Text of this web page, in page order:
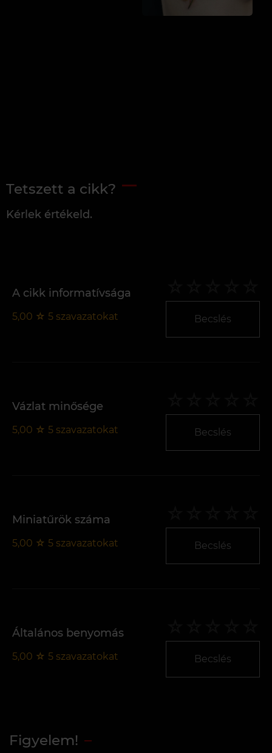
Tetszett a cikk?
Kérlek értékeld.
A cikk informatívsága
5,00 ☆ 5 szavazatokat Becslés
Vázlat minősége
5,00 ☆ 5 szavazatokat Becslés
Miniatűrök száma
5,00 ☆ 5 szavazatokat Becslés
Általános benyomás
5,00 ☆ 5 szavazatokat Becslés
Figyelem!